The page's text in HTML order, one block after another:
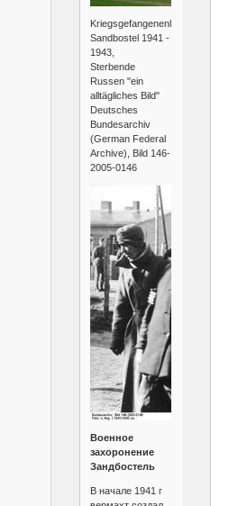
Kriegsgefangenenlager
Sandbostel 1941 -
1943,
Sterbende
Russen "ein
alltägliches Bild"
Deutsches
Bundesarchiv
(German Federal
Archive), Bild 146-
2005-0146
Военное
захоронение
Зандбостель
В начале 1941 г